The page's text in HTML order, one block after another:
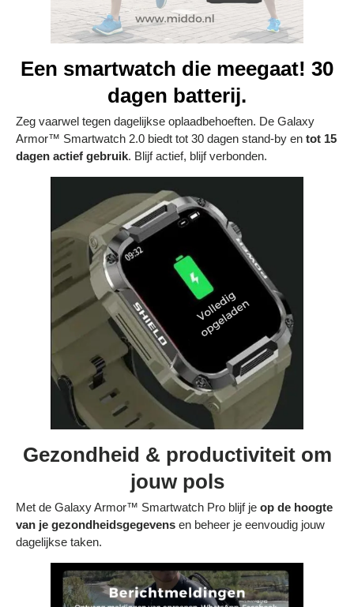
Een smartwatch die meegaat! 30
dagen batterij.
Zeg vaarwel tegen dagelijkse oplaadbehoeften. De Galaxy
Armor™ Smartwatch 2.0 biedt tot 30 dagen stand-by en tot 15
dagen actief gebruik. Blijf actief, blijf verbonden.
Gezondheid & productiviteit om
jouw pols
Met de Galaxy Armor™ Smartwatch Pro blijf je op de hoogte
van je gezondheidsgegevens en beheer je eenvoudig jouw
dagelijkse taken.